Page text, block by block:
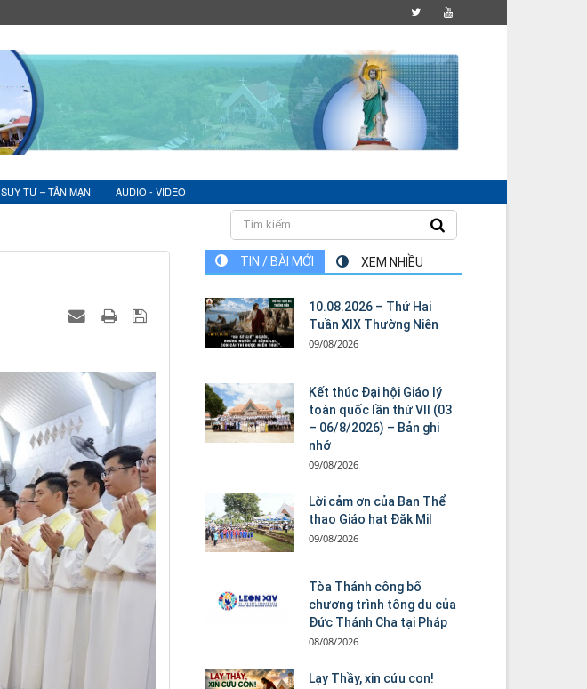
SUY TƯ – TẢN MẠN AUDIO - VIDEO
TIN / BÀI MỚI XEM NHIỀU
10.08.2026 – Thứ Hai
Tuần XIX Thường Niên
09/08/2026
Kết thúc Đại hội Giáo lý
toàn quốc lần thứ VII (03
– 06/8/2026) – Bản ghi
nhớ
09/08/2026
Lời cảm ơn của Ban Thể
thao Giáo hạt Đăk Mil
09/08/2026
Tòa Thánh công bố
chương trình tông du của
Đức Thánh Cha tại Pháp
08/08/2026
Lạy Thầy, xin cứu con!